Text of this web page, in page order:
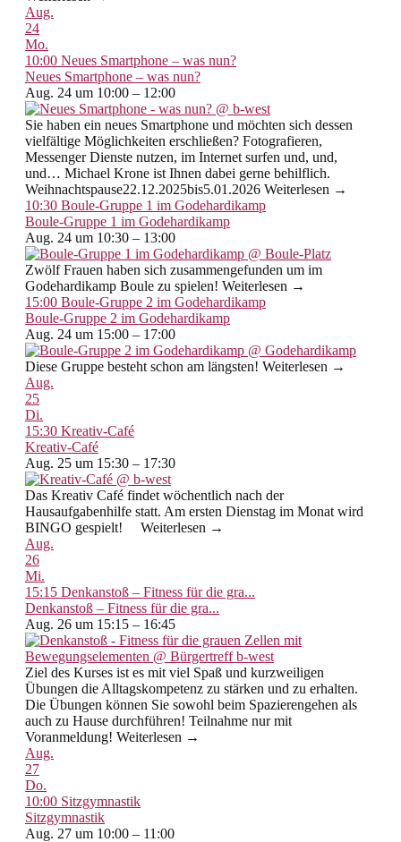
Aug.
24
Mo.
10:00 Neues Smartphone – was nun?
Neues Smartphone – was nun?
Aug. 24 um 10:00 – 12:00
Sie haben ein neues Smartphone und möchten sich dessen
vielfältige Möglichkeiten erschließen? Fotografieren,
Messenger Dienste nutzen, im Internet surfen und, und,
und… Michael Krone ist Ihnen dabei gerne behilflich.
Weihnachtspause22.12.2025bis5.01.2026 Weiterlesen →
10:30 Boule-Gruppe 1 im Godehardikamp
Boule-Gruppe 1 im Godehardikamp
Aug. 24 um 10:30 – 13:00
Zwölf Frauen haben sich zusammengefunden um im
Godehardikamp Boule zu spielen! Weiterlesen →
15:00 Boule-Gruppe 2 im Godehardikamp
Boule-Gruppe 2 im Godehardikamp
Aug. 24 um 15:00 – 17:00
Diese Gruppe besteht schon am längsten! Weiterlesen →
Aug.
25
Di.
15:30 Kreativ-Café
Kreativ-Café
Aug. 25 um 15:30 – 17:30
Das Kreativ Café findet wöchentlich nach der
Hausaufgabenhilfe statt. Am ersten Dienstag im Monat wird
BINGO gespielt! Weiterlesen →
Aug.
26
Mi.
15:15 Denkanstoß – Fitness für die gra...
Denkanstoß – Fitness für die gra...
Aug. 26 um 15:15 – 16:45
Ziel des Kurses ist es mit viel Spaß und kurzweiligen
Übungen die Alltagskompetenz zu stärken und zu erhalten.
Die Übungen können Sie sowohl beim Spazierengehen als
auch zu Hause durchführen! Teilnahme nur mit
Voranmeldung! Weiterlesen →
Aug.
27
Do.
10:00 Sitzgymnastik
Sitzgymnastik
Aug. 27 um 10:00 – 11:00